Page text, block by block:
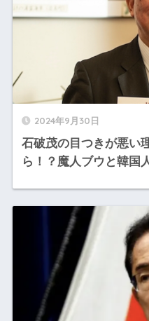
2024年9月30日
石破茂の目つきが悪い
ら！？魔人ブウと韓国